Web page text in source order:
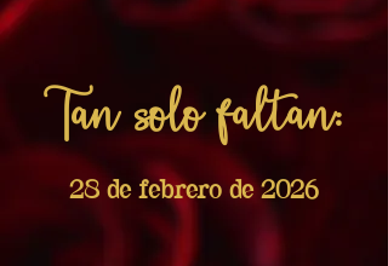
Tan solo faltan:
28 de febrero de 2026